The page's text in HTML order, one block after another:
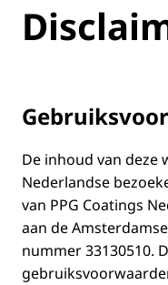
Assortiment
Kleur
Over Boonstoppel
Links
Duurzaamheid
De inhoud van deze
Nederlandse
van PPG Coatings
aan de
nummer 33130510.